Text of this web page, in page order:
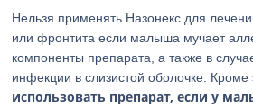
Нельзя применять Назонекс для
или фронтита если малыша мучает
компоненты препарата, а также в
инфекции в слизистой оболочке. Кроме
использовать препарат, если у